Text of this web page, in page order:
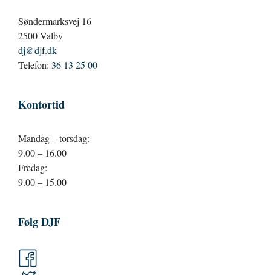
Søndermarksvej 16
2500 Valby
dj@djf.dk
Telefon: 36 13 25 00
Kontortid
Mandag – torsdag:
9.00 – 16.00
Fredag:
9.00 – 15.00
Følg DJF